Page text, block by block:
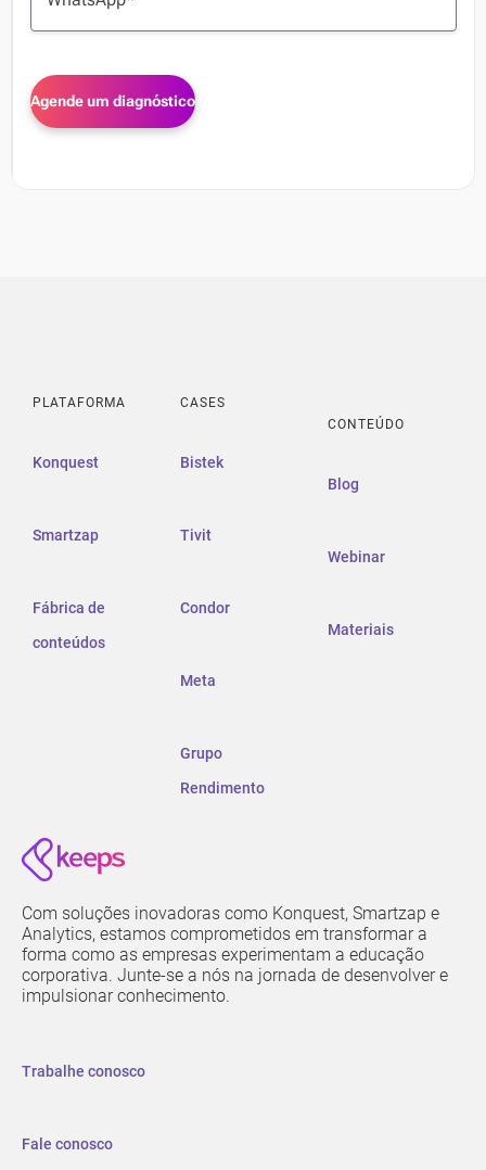
PLATAFORMA
Konquest
Smartzap
Fábrica de
conteúdos
CASES
Bistek
Tivit
Condor
Meta
Grupo
Rendimento
CONTEÚDO
Blog
Webinar
Materiais
Com soluções inovadoras como Konquest, Smartzap e
Analytics, estamos comprometidos em transformar a
forma como as empresas experimentam a educação
corporativa. Junte-se a nós na jornada de desenvolver e
impulsionar conhecimento.
Trabalhe conosco
Fale conosco